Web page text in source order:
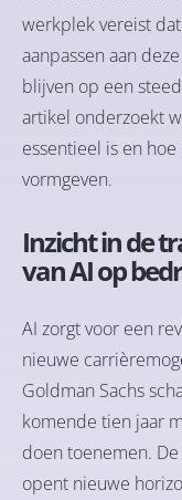
werkplek vereist
aanpassen aan
blijven op een
artikel onderzoekt
essentieel is en
vormgeven.
Inzicht in de
van AI op
AI zorgt voor een
nieuwe
Goldman Sachs
komende tien jaar
doen toenemen.
opent nieuwe